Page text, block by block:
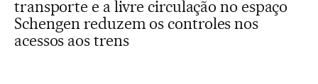
transporte e a livre circulação no espaço
Schengen reduzem os controles nos
acessos aos trens